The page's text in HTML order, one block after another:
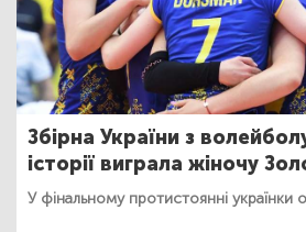
Збірна України з
історії виграла жіночу
У фінальному протистоянні українки